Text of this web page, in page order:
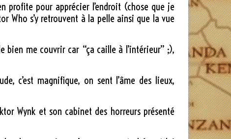
profite pour apprécier l’endroit (chose que je
Who s’y retrouvent à la pelle ainsi que la vue
bien me couvrir car “ça caille à l’intérieur” ;),
c’est magnifique, on sent l’âme des lieux,
Wynk et son cabinet des horreurs présenté